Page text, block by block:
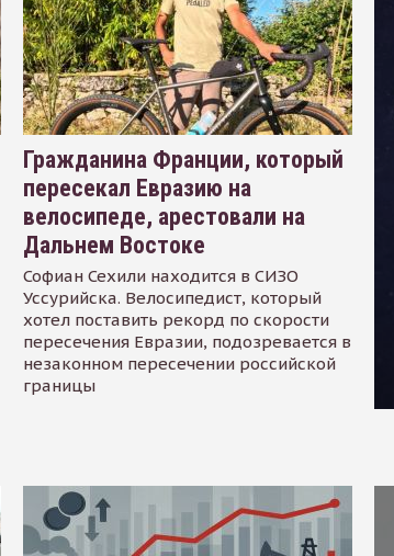
Гражданина Франции, который
пересекал Евразию на
велосипеде, арестовали на
Дальнем Востоке
Софиан Сехили находится в СИЗО
Уссурийска. Велосипедист, который
хотел поставить рекорд по скорости
пересечения Евразии, подозревается в
незаконном пересечении российской
границы